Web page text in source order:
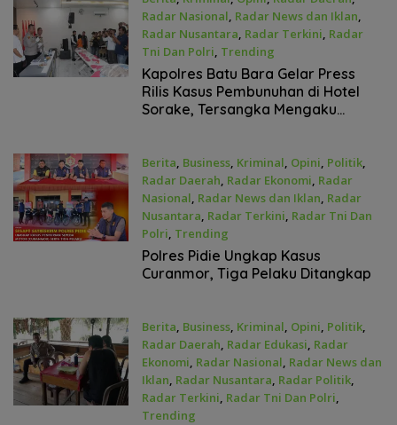
Radar Nasional, Radar News dan Iklan,
Radar Nusantara, Radar Terkini, Radar
Tni Dan Polri, Trending
April 23, 2026
Kapolres Batu Bara Gelar Press
Rilis Kasus Pembunuhan di Hotel
Sorake, Tersangka Mengaku
Berita, Business, Kriminal, Opini, Politik,
Radar Daerah, Radar Ekonomi, Radar
Nasional, Radar News dan Iklan, Radar
Nusantara, Radar Terkini, Radar Tni Dan
Polri, Trending
April 23, 2026
‎Polres Pidie Ungkap Kasus
Curanmor, Tiga Pelaku Ditangkap
Berita, Business, Kriminal, Opini, Politik,
Radar Daerah, Radar Edukasi, Radar
Ekonomi, Radar Nasional, Radar News dan
Iklan, Radar Nusantara, Radar Politik,
Radar Terkini, Radar Tni Dan Polri,
Trending